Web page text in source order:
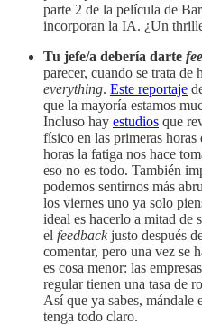
parte 2 de la película de
incorporan la IA. ¿Un
Tu jefe/a debería darte
parecer, cuando se trata de
everything. Este reportaje
que la mayoría estamos
Incluso hay estudios que
físico en las primeras horas
horas la fatiga nos hace
eso no es todo. También
podemos sentirnos más
los viernes uno ya solo
ideal es hacerlo a mitad de
el feedbackjusto después
comentar, pero una vez se
es cosa menor: las
regular tienen una tasa de
Así que ya sabes, mándale
tenga todo claro.